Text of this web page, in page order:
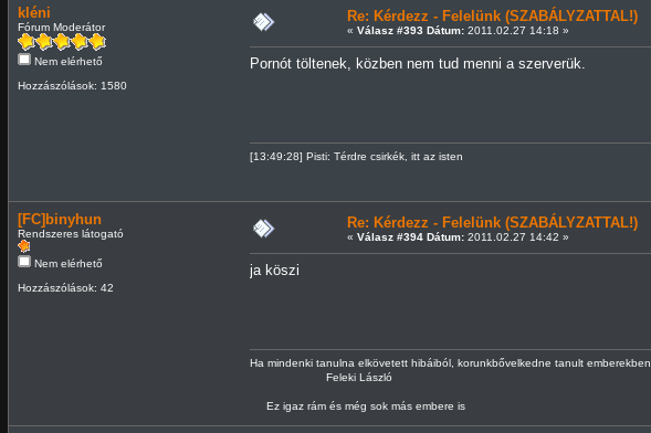
kléni
Fórum Moderátor
Nem elérhető
Hozzászólások: 1580
Re: Kérdezz - Felelünk (SZABÁLYZATTAL!)
« Válasz #393 Dátum:2011.02.27 14:18 »
Pornót töltenek, közben nem tud menni a szerverük.
[13:49:28] Pisti: Térdre csirkék, itt az isten
[FC]binyhun
Rendszeres látogató
Nem elérhető
Hozzászólások: 42
Re: Kérdezz - Felelünk (SZABÁLYZATTAL!)
« Válasz #394 Dátum:2011.02.27 14:42 »
ja köszi
Ha mindenki tanulna elkövetett hibáiból, korunkbővelkedne tanult emberekben.
Feleki László
Ez igaz rám és még sok más embere is